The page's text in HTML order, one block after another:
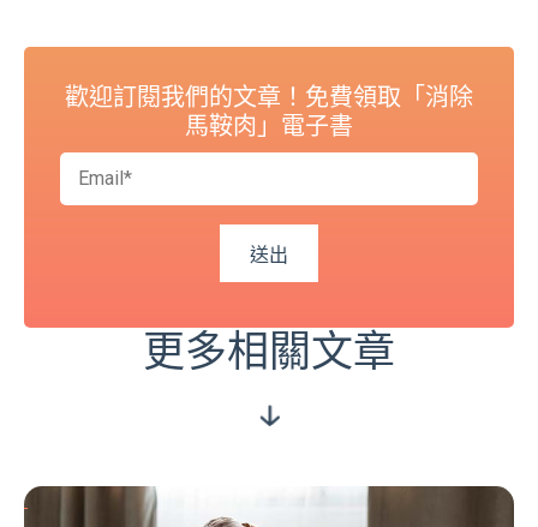
歡迎訂閱我們的文章！免費領取「消除
馬鞍肉」電子書
更多相關文章